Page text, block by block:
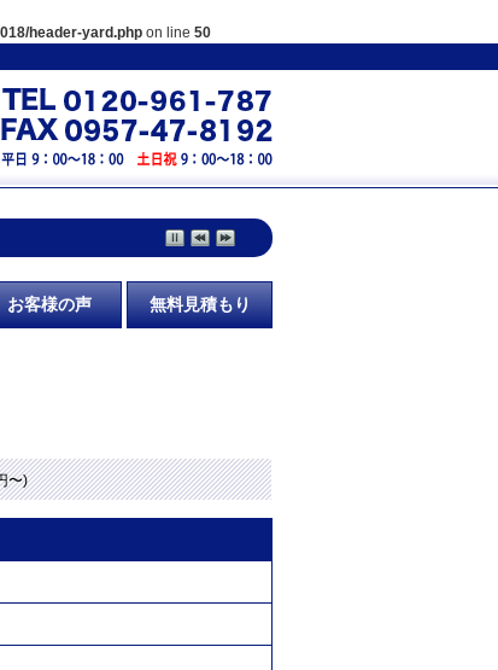
header-yard.php on line 50
お客様の声 無料見積もり
〜)